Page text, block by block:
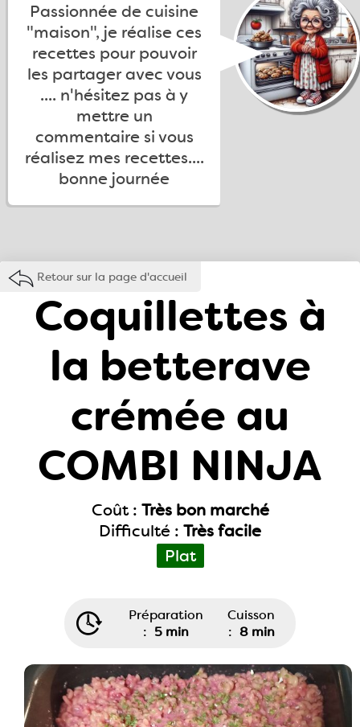
Passionnée de cuisine
"maison", je réalise ces
recettes pour pouvoir
les partager avec vous
.... n'hésitez pas à y
mettre un
commentaire si vous
réalisez mes recettes....
bonne journée
Retour sur la page d'accueil
Coquillettes à
la betterave
crémée au
COMBI NINJA
Coût : Très bon marché
Difficulté : Très facile
Plat
Préparation
: 5 min
Cuisson
: 8 min